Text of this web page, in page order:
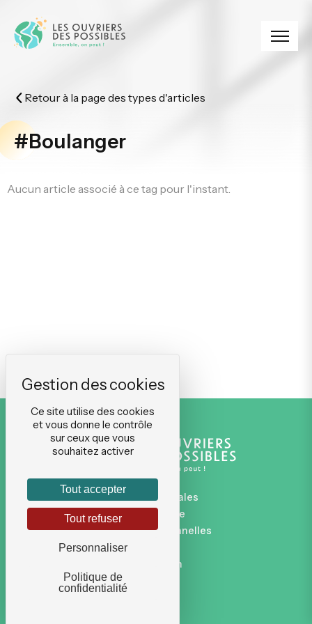
Retour à la page des types d'articles
#Boulanger
Aucun article associé à ce tag pour l'instant.
Mentions légales
Plan du site
Données personnelles
Connexion
Ce site utilise des cookies
et vous donne le contrôle
sur ceux que vous
souhaitez activer
Tout accepter
Tout refuser
Personnaliser
Politique de
confidentialité